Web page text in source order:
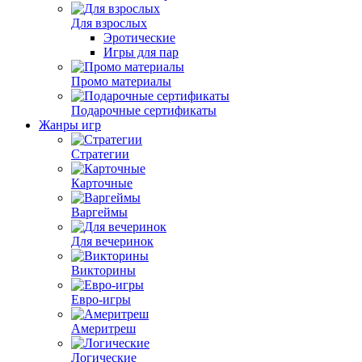
Для взрослых
Эротические
Игры для пар
Промо материалы
Подарочные сертификаты
Жанры игр
Стратегии
Карточные
Варгеймы
Для вечеринок
Викторины
Евро-игры
Америтреш
Логические